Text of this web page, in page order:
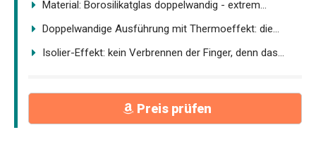
Material: Borosilikatglas doppelwandig - extrem...
Doppelwandige Ausführung mit Thermoeffekt: die...
Isolier-Effekt: kein Verbrennen der Finger, denn das...
Preis prüfen